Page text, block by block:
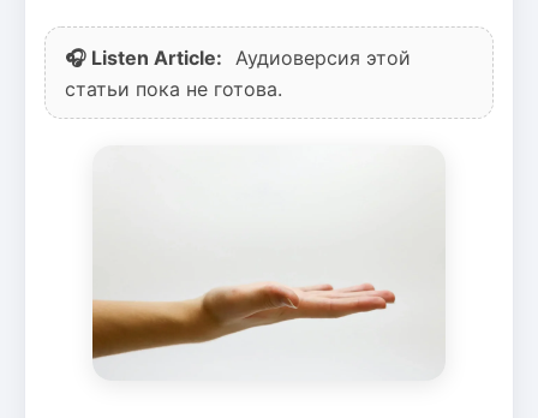
🎧 Listen Article:
Аудиоверсия этой
статьи пока не готова.